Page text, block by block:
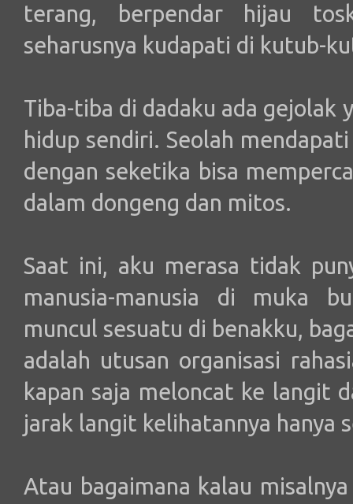
terang, berpendar hijau
seharusnya kudapati di kutub-
Tiba-tiba di dadaku ada gejolak
hidup sendiri. Seolah
dengan seketika bisa
dalam dongeng dan mitos.
Saat ini, aku merasa tidak
manusia-manusia di muka
muncul sesuatu di benakku,
adalah utusan organisasi
kapan saja meloncat ke langit
jarak langit kelihatannya hanya
Atau bagaimana kalau